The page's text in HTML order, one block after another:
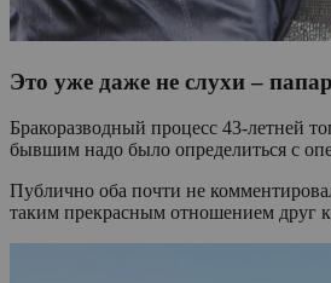
Это уже даже не слухи –
Бракоразводный процесс 43-летней
бывшим надо было определиться с
Публично оба почти не
таким прекрасным отношением друг